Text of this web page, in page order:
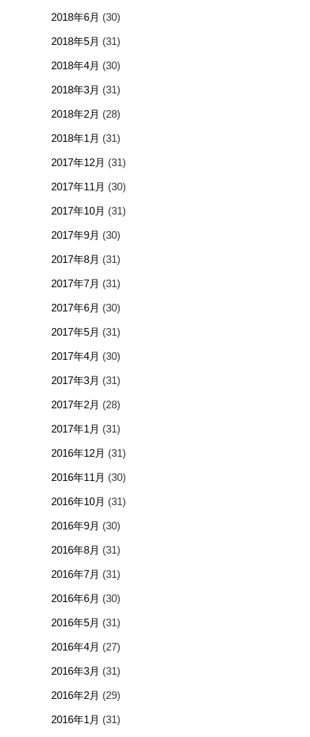
2018年6月 (30)
2018年5月 (31)
2018年4月 (30)
2018年3月 (31)
2018年2月 (28)
2018年1月 (31)
2017年12月 (31)
2017年11月 (30)
2017年10月 (31)
2017年9月 (30)
2017年8月 (31)
2017年7月 (31)
2017年6月 (30)
2017年5月 (31)
2017年4月 (30)
2017年3月 (31)
2017年2月 (28)
2017年1月 (31)
2016年12月 (31)
2016年11月 (30)
2016年10月 (31)
2016年9月 (30)
2016年8月 (31)
2016年7月 (31)
2016年6月 (30)
2016年5月 (31)
2016年4月 (27)
2016年3月 (31)
2016年2月 (29)
2016年1月 (31)